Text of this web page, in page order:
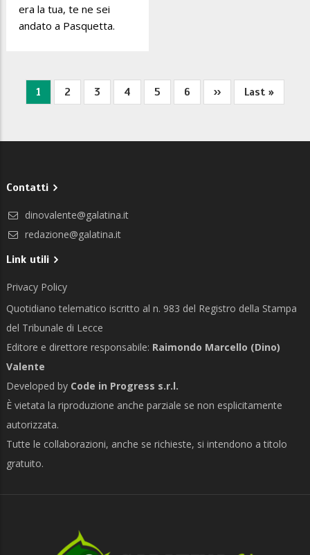
era la tua, te ne sei
andato a Pasquetta.
Paginazione
Pagina
1 Pagina
2 Pagina
3 Pagina
4 Pagina
5 Pagina
6
Pagina
››
Ultima
Last »
Contatti
dinovalente@galatina.it
redazione@galatina.it
Link utili
Privacy Policy
Quotidiano telematico iscritto al n. 983 del Registro della Stampa
del Tribunale di Lecce
Editore e direttore responsabile: Raimondo Marcello (Dino)
Valente
Developed by Code in Progress s.r.l.
È vietata la riproduzione anche parziale se non esplicitamente
autorizzata.
Tutte le collaborazioni, anche se richieste, si intendono a titolo
gratuito.